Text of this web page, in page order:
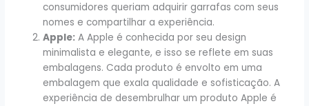
consumidores queriam adquirir garrafas com seus
nomes e compartilhar a experiência.
Apple: A Apple é conhecida por seu design
minimalista e elegante, e isso se reflete em suas
embalagens. Cada produto é envolto em uma
embalagem que exala qualidade e sofisticação. A
experiência de desembrulhar um produto Apple é